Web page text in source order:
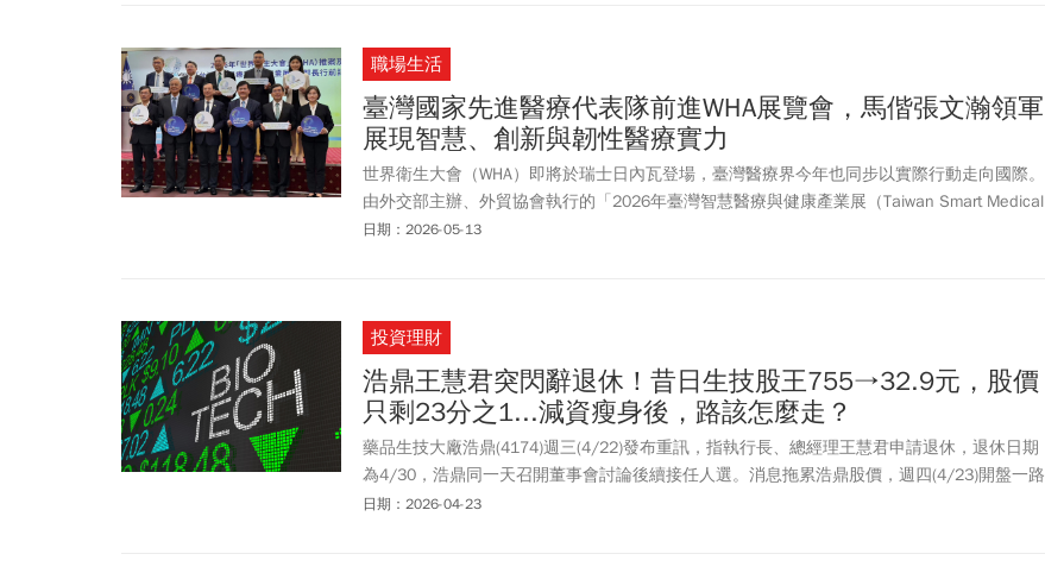
職場生活
臺灣國家先進醫療代表隊前進WHA展覽會，馬偕張文瀚領軍
展現智慧、創新與韌性醫療實力
世界衛生大會（WHA）即將於瑞士日內瓦登場，臺灣醫療界今年也同步以實際行動走向國際。
由外交部主辦、外貿協會執行的「2026年臺灣智慧醫療與健康產業展（Taiwan Smart Medical
& HealthTech Expo, Geneva 2026）」也將於5月17日至19日在日內瓦同步登場，由馬偕紀念
日期：2026-05-13
投資理財
浩鼎王慧君突閃辭退休！昔日生技股王755→32.9元，股價
只剩23分之1...減資瘦身後，路該怎麼走？
藥品生技大廠浩鼎(4174)週三(4/22)發布重訊，指執行長、總經理王慧君申請退休，退休日期
為4/30，浩鼎同一天召開董事會討論後續接任人選。消息拖累浩鼎股價，週四(4/23)開盤一路
走低，收在跌停價32.9元。王慧君自2023年6月接任浩鼎執行長，研發重心為開發ADC(抗體藥
日期：2026-04-23